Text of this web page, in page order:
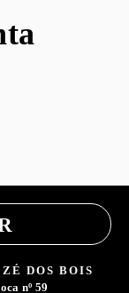
DOS BOIS
nº 59